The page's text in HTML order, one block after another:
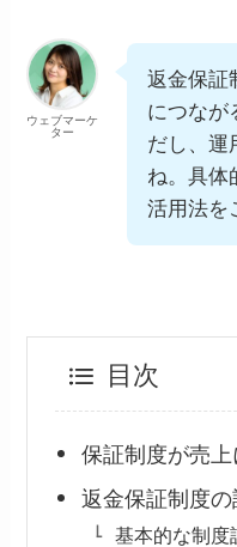
ウェブマーケ
ター
返金保証
につなが
だし、運
ね。具体
活用法を
目次
保証制度が売
返金保証制度の
基本的な制度